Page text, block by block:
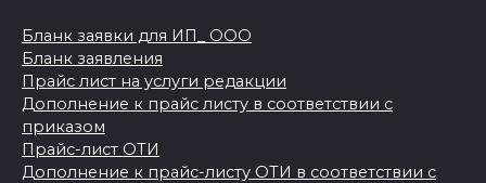
Бланк заявки для ИП_ ООО
Бланк заявления
Прайс лист на услуги редакции
Дополнение к прайс листу в соответствии с
приказом
Прайс-лист ОТИ
Дополнение к прайс-листу ОТИ в соответствии с